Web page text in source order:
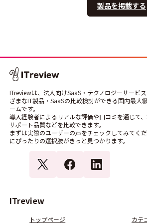
製品を掲載する
ITreviewは、法人向けSaaS・テクノロジーサービ
ざまなIT製品・SaaSの比較検討ができる国内最大
ームです。
導入経験者によるリアルな評価や口コミを通じて、
サポート品質などを比較できます。
まずは実際のユーザーの声をチェックしてみてく
にぴったりの選択肢がきっと見つかります。
ITreview
トップページ
カテ